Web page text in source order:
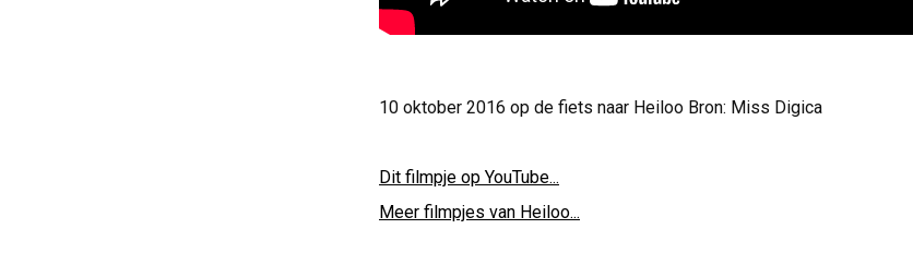
10 oktober 2016 op de fiets naar Heiloo Bron: Miss Digica
Dit filmpje op YouTube...
Meer filmpjes van Heiloo...